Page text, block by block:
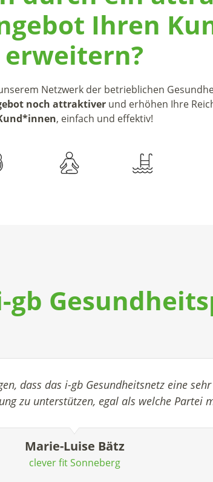
Ihren
erweitern?
Netzwerk der betrieblichen
noch attraktiver und erhöhen Ihre
, einfach und effektiv!
gb
dass das i-gb Gesundheitsnetz eine
zu unterstützen, egal als welche Partei
Marie-Luise Bätz
clever fit Sonneberg